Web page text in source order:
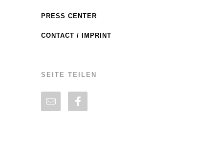
PRESS CENTER
CONTACT / IMPRINT
SEITE TEILEN